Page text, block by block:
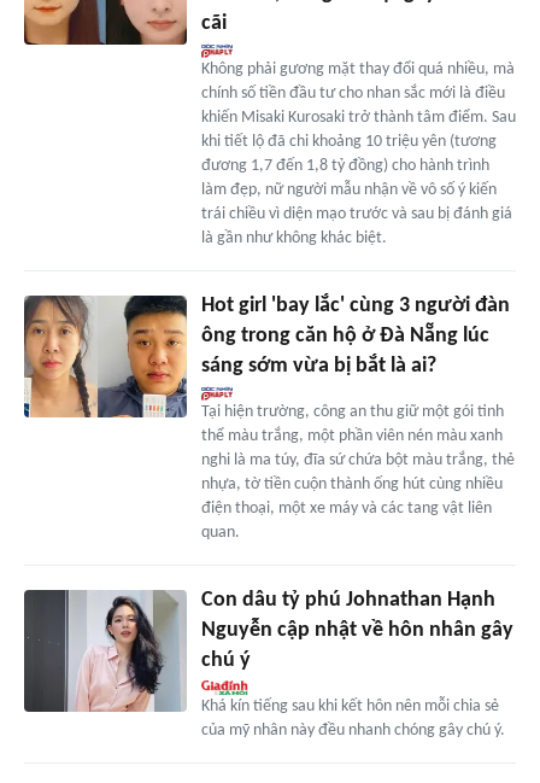
cãi
Không phải gương mặt thay đổi quá nhiều, mà
chính số tiền đầu tư cho nhan sắc mới là điều
khiến Misaki Kurosaki trở thành tâm điểm. Sau
khi tiết lộ đã chi khoảng 10 triệu yên (tương
đương 1,7 đến 1,8 tỷ đồng) cho hành trình
làm đẹp, nữ người mẫu nhận về vô số ý kiến
trái chiều vì diện mạo trước và sau bị đánh giá
là gần như không khác biệt.
Hot girl 'bay lắc' cùng 3 người đàn
ông trong căn hộ ở Đà Nẵng lúc
sáng sớm vừa bị bắt là ai?
Tại hiện trường, công an thu giữ một gói tinh
thể màu trắng, một phần viên nén màu xanh
nghi là ma túy, đĩa sứ chứa bột màu trắng, thẻ
nhựa, tờ tiền cuộn thành ống hút cùng nhiều
điện thoại, một xe máy và các tang vật liên
quan.
Con dâu tỷ phú Johnathan Hạnh
Nguyễn cập nhật về hôn nhân gây
chú ý
Khá kín tiếng sau khi kết hôn nên mỗi chia sẻ
của mỹ nhân này đều nhanh chóng gây chú ý.